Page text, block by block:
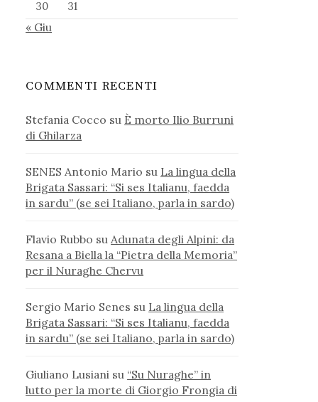
30
31
« Giu
COMMENTI RECENTI
Stefania Cocco su È morto Ilio Burruni
di Ghilarza
SENES Antonio Mario su La lingua della
Brigata Sassari: “Si ses Italianu, faedda
in sardu” (se sei Italiano, parla in sardo)
Flavio Rubbo su Adunata degli Alpini: da
Resana a Biella la “Pietra della Memoria”
per il Nuraghe Chervu
Sergio Mario Senes su La lingua della
Brigata Sassari: “Si ses Italianu, faedda
in sardu” (se sei Italiano, parla in sardo)
Giuliano Lusiani su “Su Nuraghe” in
lutto per la morte di Giorgio Frongia di